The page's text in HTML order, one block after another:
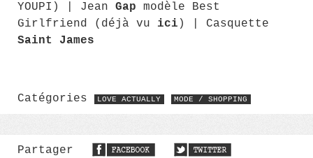
YOUPI) | Jean Gap modèle Best
Girlfriend (déjà vu ici ) | Casquette
Saint James
Catégories LOVE ACTUALLY MODE / SHOPPING
Partager